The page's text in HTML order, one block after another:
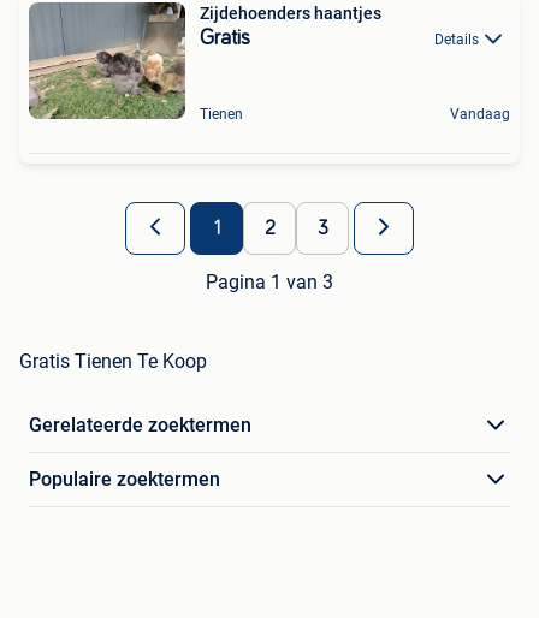
Zijdehoenders haantjes
Gratis Details
Tienen Vandaag
1 2 3
Pagina 1 van 3
Gratis Tienen Te Koop
Gerelateerde zoektermen
Populaire zoektermen